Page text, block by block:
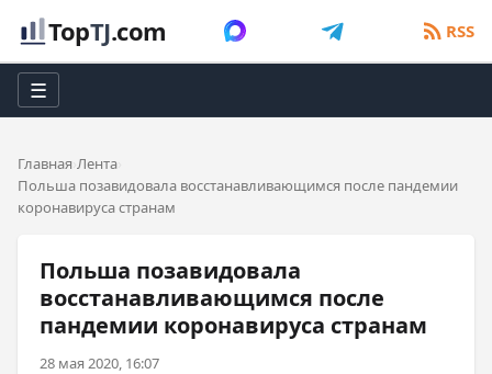
TopTJ.com RSS
☰
Главная Лента
Польша позавидовала восстанавливающимся после пандемии
коронавируса странам
Польша позавидовала
восстанавливающимся после
пандемии коронавируса странам
28 мая 2020, 16:07